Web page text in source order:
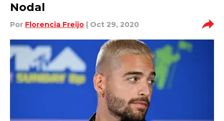
Nodal
Por Florencia Freijo | Oct 29, 2020